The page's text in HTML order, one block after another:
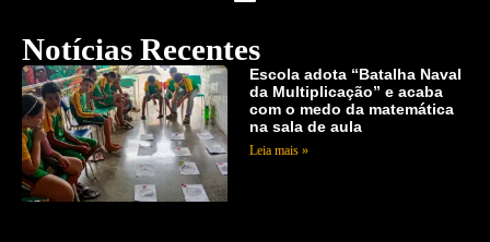
Notícias Recentes
Escola adota “Batalha Naval
da Multiplicação” e acaba
com o medo da matemática
na sala de aula
Leia mais »